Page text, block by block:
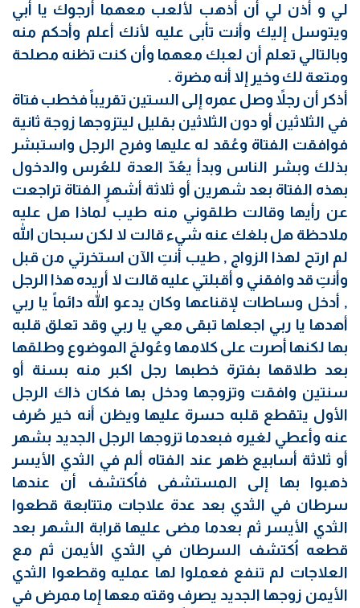
لي و أذن لي أن أذهب لألعب معهما أرجوك يا أبي
ويتوسل إليك وأنت تأبى عليه لأنك أعلم وأحكم منه
وبالتالي تعلم أن لعبك معهما وأن كنت تظنه مصلحة
ومتعة لك وخير إلا أنه مضرة .
أذكر أن رجلاً وصل عمره إلى الستين تقريباً فخطب فتاة
في الثلاثين أو دون الثلاثين بقليل ليتزوجها زوجة ثانية
فوافقت الفتاة وعُقد له عليها وفرح الرجل واستبشر
بذلك وبشر الناس وبدأ يعُدّ العدة للعُرس والدخول
بهذه الفتاة بعد شهرين أو ثلاثة أشهرٍ الفتاة تراجعت
عن رأيها وقالت طلقوني منه طيب لماذا هل عليه
ملاحظة هل بلغك عنه شيء قالت لا لكن سبحان الله
لم ارتح لهذا الزواج , طيب أنتِ الآن استخرتي من قبل
وأنتِ قد وافقني و أقبلتي عليه قالت لا أريده هذا الرجل
, أدخل وساطات لإقناعها وكان يدعو الله دائماً يا ربي
أهدها يا ربي اجعلها تبقى معي يا ربي وقد تعلق قلبه
بها لكنها أصرت على كلامها وعُولجَ الموضوع وطلقها
بعد طلاقها بفترة خطبها رجل اكبر منه بسنة أو
سنتين وافقت وتزوجها ودخل بها فكان ذاك الرجل
الأول يتقطع قلبه حسرة عليها ويظن أنه خير صُرف
عنه وأعطي لغيره فبعدما تزوجها الرجل الجديد بشهر
أو ثلاثة أسابيع ظهر عند الفتاه ألم في الثدي الأيسر
ذهبوا بها إلى المستشفى فاُكتشف أن عندها
سرطان في الثدي بعد عدة علاجات متتابعة قطعوا
الثدي الأيسر ثم بعدما مضى عليها قرابة الشهر بعد
قطعه اُكتشف السرطان في الثدي الأيمن ثم مع
العلاجات لم تنفع فعملوا لها عمليه وقطعوا الثدي
الأيمن زوجها الجديد يصرف وقته معها إما ممرض في